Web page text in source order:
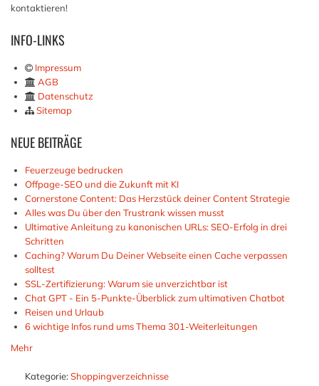
kontaktieren!
INFO-LINKS
Impressum
AGB
Datenschutz
Sitemap
NEUEBEITRÄGE
Feuerzeuge bedrucken
Offpage-SEO und die Zukunft mit KI
Cornerstone Content: Das Herzstück deiner Content Strategie
Alles was Du über den Trustrank wissen musst
Ultimative Anleitung zu kanonischen URLs: SEO-Erfolg in drei
Schritten
Caching? Warum Du Deiner Webseite einen Cache verpassen
solltest
SSL-Zertifizierung: Warum sie unverzichtbar ist
Chat GPT - Ein 5-Punkte-Überblick zum ultimativen Chatbot
Reisen und Urlaub
6 wichtige Infos rund ums Thema 301-Weiterleitungen
Mehr
Kategorie: Shoppingverzeichnisse